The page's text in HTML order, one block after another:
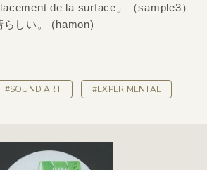
de la surface」（sample3）
らしい。 (hamon)
#SOUND ART #EXPERIMENTAL